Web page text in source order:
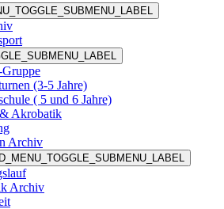
(3-5 Jahre)
( 5 und 6 Jahre)
Akrobatik
Archiv
Archiv